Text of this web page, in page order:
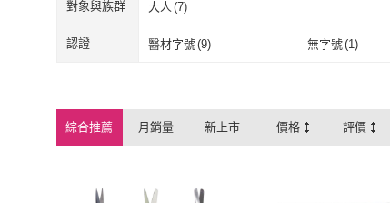
和豐
對象與族群 大人 (7)
大人(7)
認證 醫材字號(9) 無字號(1)
綜合推薦 月銷量 新上市 價格 評價